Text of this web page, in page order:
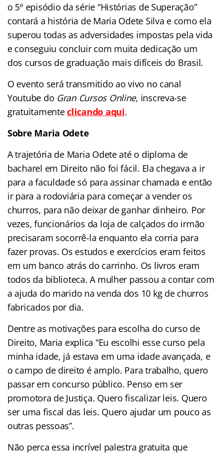
o 5º episódio da série “Histórias de Superação”
contará a história de Maria Odete Silva e como ela
superou todas as adversidades impostas pela vida
e conseguiu concluir com muita dedicação um
dos cursos de graduação mais difíceis do Brasil.
O evento será transmitido ao vivo no canal
Youtube do Gran Cursos Online, inscreva-se
gratuitamenteclicando aqui.
Sobre Maria Odete
A trajetória de Maria Odete até o diploma de
bacharel em Direito não foi fácil. Ela chegava a ir
para a faculdade só para assinar chamada e então
ir para a rodoviária para começar a vender os
churros, para não deixar de ganhar dinheiro. Por
vezes, funcionários da loja de calçados do irmão
precisaram socorrê-la enquanto ela corria para
fazer provas. Os estudos e exercícios eram feitos
em um banco atrás do carrinho. Os livros eram
todos da biblioteca. A mulher passou a contar com
a ajuda do marido na venda dos 10 kg de churros
fabricados por dia.
Dentre as motivações para escolha do curso de
Direito, Maria explica “Eu escolhi esse curso pela
minha idade, já estava em uma idade avançada, e
o campo de direito é amplo. Para trabalho, quero
passar em concurso público. Penso em ser
promotora de Justiça. Quero fiscalizar leis. Quero
ser uma fiscal das leis. Quero ajudar um pouco as
outras pessoas”.
Não perca essa incrível palestra gratuita que